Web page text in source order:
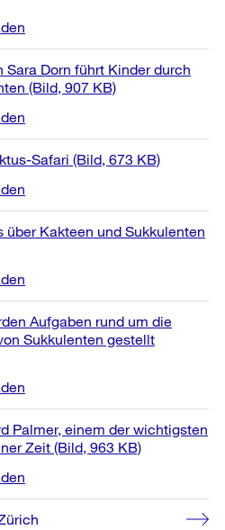
Sara Dorn führt Kinder durch
(Bild, 907 KB)
Safari (Bild, 673 KB)
über Kakteen und Sukkulenten
Aufgaben rund um die
Sukkulenten gestellt
Palmer, einem der wichtigsten
Zeit (Bild, 963 KB)